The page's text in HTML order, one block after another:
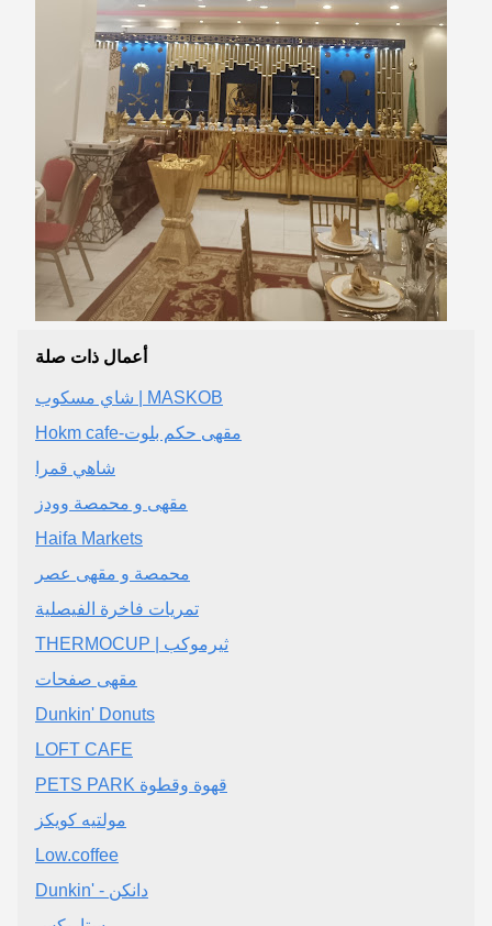
أعمال ذات صلة
شاي مسكوب | MASKOB
Hokm cafe-مقهى حكم بلوت
شاهي قمرا
مقهى و محمصة وودز
Haifa Markets
محمصة و مقهى عصر
تمريات فاخرة الفيصلية
THERMOCUP | ثيرموكب
مقهى صفحات
Dunkin' Donuts
LOFT CAFE
PETS PARK قهوة وقطوة
مولتيه كويكز
Low.coffee
Dunkin' - دانكن